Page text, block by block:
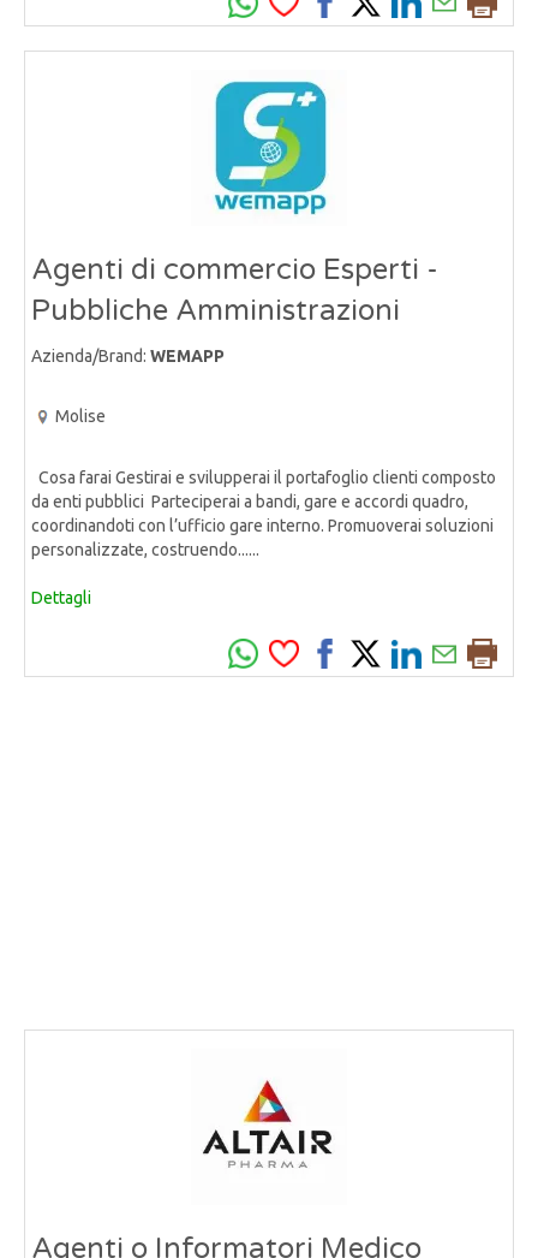
Agenti di commercio Esperti -
Pubbliche Amministrazioni
Azienda/Brand: WEMAPP
Molise
Cosa farai Gestirai e svilupperai il portafoglio clienti composto
da enti pubblici Parteciperai a bandi, gare e accordi quadro,
coordinandoti con l’ufficio gare interno. Promuoverai soluzioni
personalizzate, costruendo......
Dettagli
Agenti o Informatori Medico